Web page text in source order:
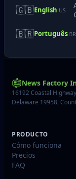
🇬🇧English US
🇧🇷Português BR
News Factory
16192 Coastal
Delaware 19958,
PRODUCTO
Cómo funciona
Precios
FAQ